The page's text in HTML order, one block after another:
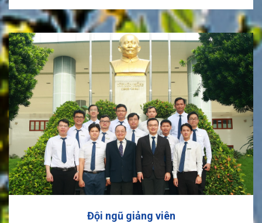
Đội ngũ giảng viên